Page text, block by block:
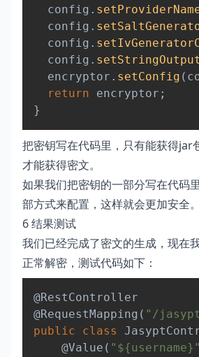
  config
.
  config
.
  config
.
  config
.
  encryptor
. setConfig (
return encryptor ;
}
把密钥写在代码里，只有能获得jar
才能获得密文。
如果我们把密钥的一部分写在代码
部方式来配置，这样就会更加安全。
6 结果测试
我们已经完成了密文的生成，现在
正常解密，测试代码如下：
@RestController
@RequestMapping ( "/
public
class
@Value ( "${username}"